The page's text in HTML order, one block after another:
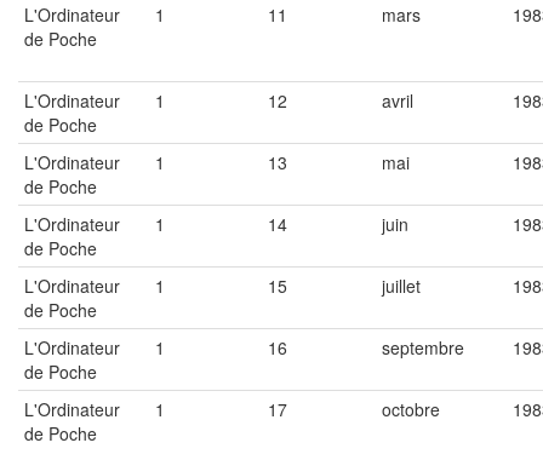
L'Ordinateur
de Poche
1 11 mars
L'Ordinateur
de Poche
1 12 avril
L'Ordinateur
de Poche
1 13 mai
L'Ordinateur
de Poche
1 14 juin
L'Ordinateur
de Poche
1 15 juillet
L'Ordinateur
de Poche
1 16 septembre
L'Ordinateur
de Poche
1 17 octobre